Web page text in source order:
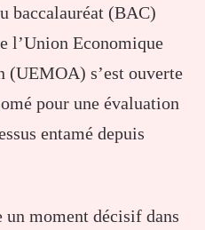
baccalauréat (BAC)
l’Union Economique
s’est ouverte
pour une évaluation
entamé depuis
un moment décisif dans